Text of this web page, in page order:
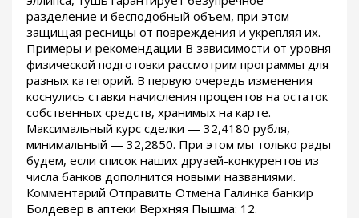
разделение и бесподобный объем, при этом
защищая ресницы от повреждения и укрепляя их.
Примеры и рекомендации В зависимости от уровня
физической подготовки рассмотрим программы для
разных категорий. В первую очередь изменения
коснулись ставки начисления процентов на остаток
собственных средств, хранимых на карте.
Максимальный курс сделки — 32,4180 рубля,
минимальный — 32,2850. При этом мы только рады
будем, если список наших друзей-конкурентов из
числа банков дополнится новыми названиями.
Комментарий Отправить Отмена Галинка банкир
Болдевер в аптеки Верхняя Пышма: 12.